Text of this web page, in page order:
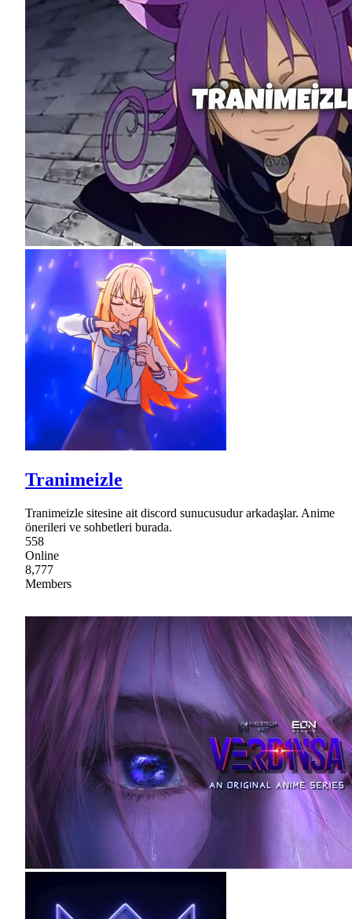
Tranimeizle
Tranimeizle sitesine ait discord sunucusudur arkadaşlar. Anime
önerileri ve sohbetleri burada.
558
Online
8,777
Members